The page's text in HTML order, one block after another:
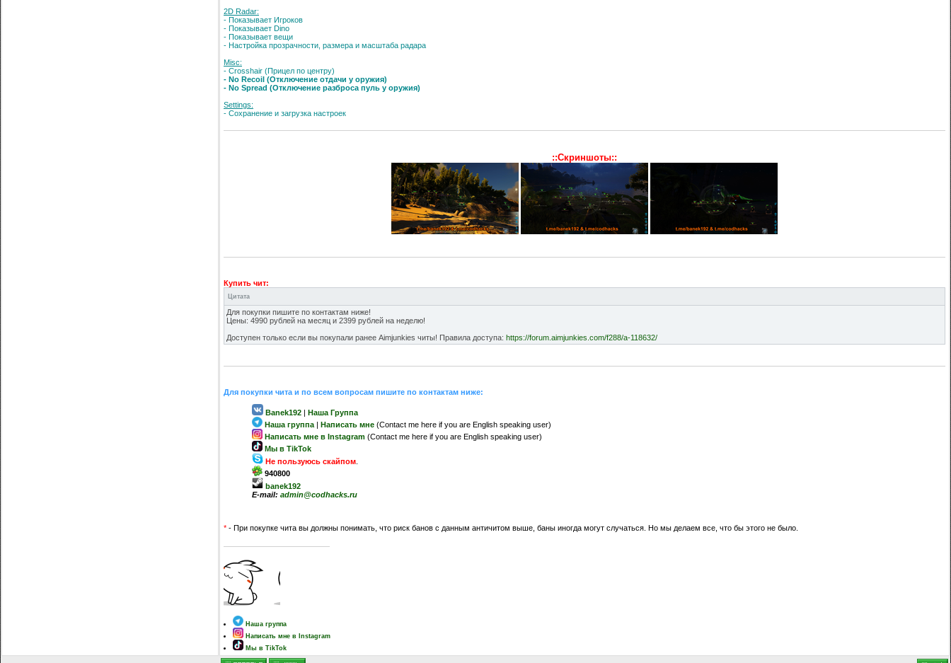
2D Radar:
- Показывает Игроков
- Показывает Dino
- Показывает вещи
- Настройка прозрачности, размера и масштаба радара
Misc:
- Crosshair (Прицел по центру)
- No Recoil (Отключение отдачи у оружия)
- No Spread (Отключение разброса пуль у оружия)
Settings:
- Сохранение и загрузка настроек
::Скриншоты::
Купить чит:
Цитата
Для покупки пишите по контактам ниже!
Цены: 4990 рублей на месяц и 2399 рублей на неделю!
Доступен только если вы покупали ранее Aimjunkies читы! Правила доступа: https://forum.aimjunkies.com/f288/a-118632/
Для покупки чита и по всем вопросам пишите по контактам ниже:
Banek192 | Наша Группа
Наша группа | Написать мне (Contact me here if you are English speaking user)
Написать мне в Instagram (Contact me here if you are English speaking user)
Мы в TikTok
Не пользуюсь скайпом
940800
banek192
E-mail: admin@codhacks.ru
* - При покупке чита вы должны понимать, что риск банов с данным античитом выше, баны иногда могут случаться. Но мы делаем все, что бы этого не было.
Наша группа
Написать мне в Instagram
Мы в TikTok